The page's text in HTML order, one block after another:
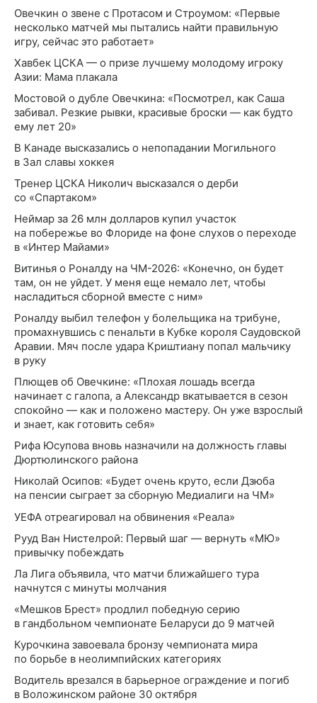
Овечкин о звене с Протасом и Строумом: «Первые
несколько матчей мы пытались найти правильную
игру, сейчас это работает»
Хавбек ЦСКА — о призе лучшему молодому игроку
Азии: Мама плакала
Мостовой о дубле Овечкина: «Посмотрел, как Саша
забивал. Резкие рывки, красивые броски — как будто
ему лет 20»
В Канаде высказались о непопадании Могильного
в Зал славы хоккея
Тренер ЦСКА Николич высказался о дерби
со «Спартаком»
Неймар за 26 млн долларов купил участок
на побережье во Флориде на фоне слухов о переходе
в «Интер Майами»
Витинья о Роналду на ЧМ-2026: «Конечно, он будет
там, он не уйдет. У меня еще немало лет, чтобы
насладиться сборной вместе с ним»
Роналду выбил телефон у болельщика на трибуне,
промахнувшись с пенальти в Кубке короля Саудовской
Аравии. Мяч после удара Криштиану попал мальчику
в руку
Плющев об Овечкине: «Плохая лошадь всегда
начинает с галопа, а Александр вкатывается в сезон
спокойно — как и положено мастеру. Он уже взрослый
и знает, как готовить себя»
Рифа Юсупова вновь назначили на должность главы
Дюртюлинского района
Николай Осипов: «Будет очень круто, если Дзюба
на пенсии сыграет за сборную Медиалиги на ЧМ»
УЕФА отреагировал на обвинения «Реала»
Рууд Ван Нистелрой: Первый шаг — вернуть «МЮ»
привычку побеждать
Ла Лига объявила, что матчи ближайшего тура
начнутся с минуты молчания
«Мешков Брест» продлил победную серию
в гандбольном чемпионате Беларуси до 9 матчей
Курочкина завоевала бронзу чемпионата мира
по борьбе в неолимпийских категориях
Водитель врезался в барьерное ограждение и погиб
в Воложинском районе 30 октября